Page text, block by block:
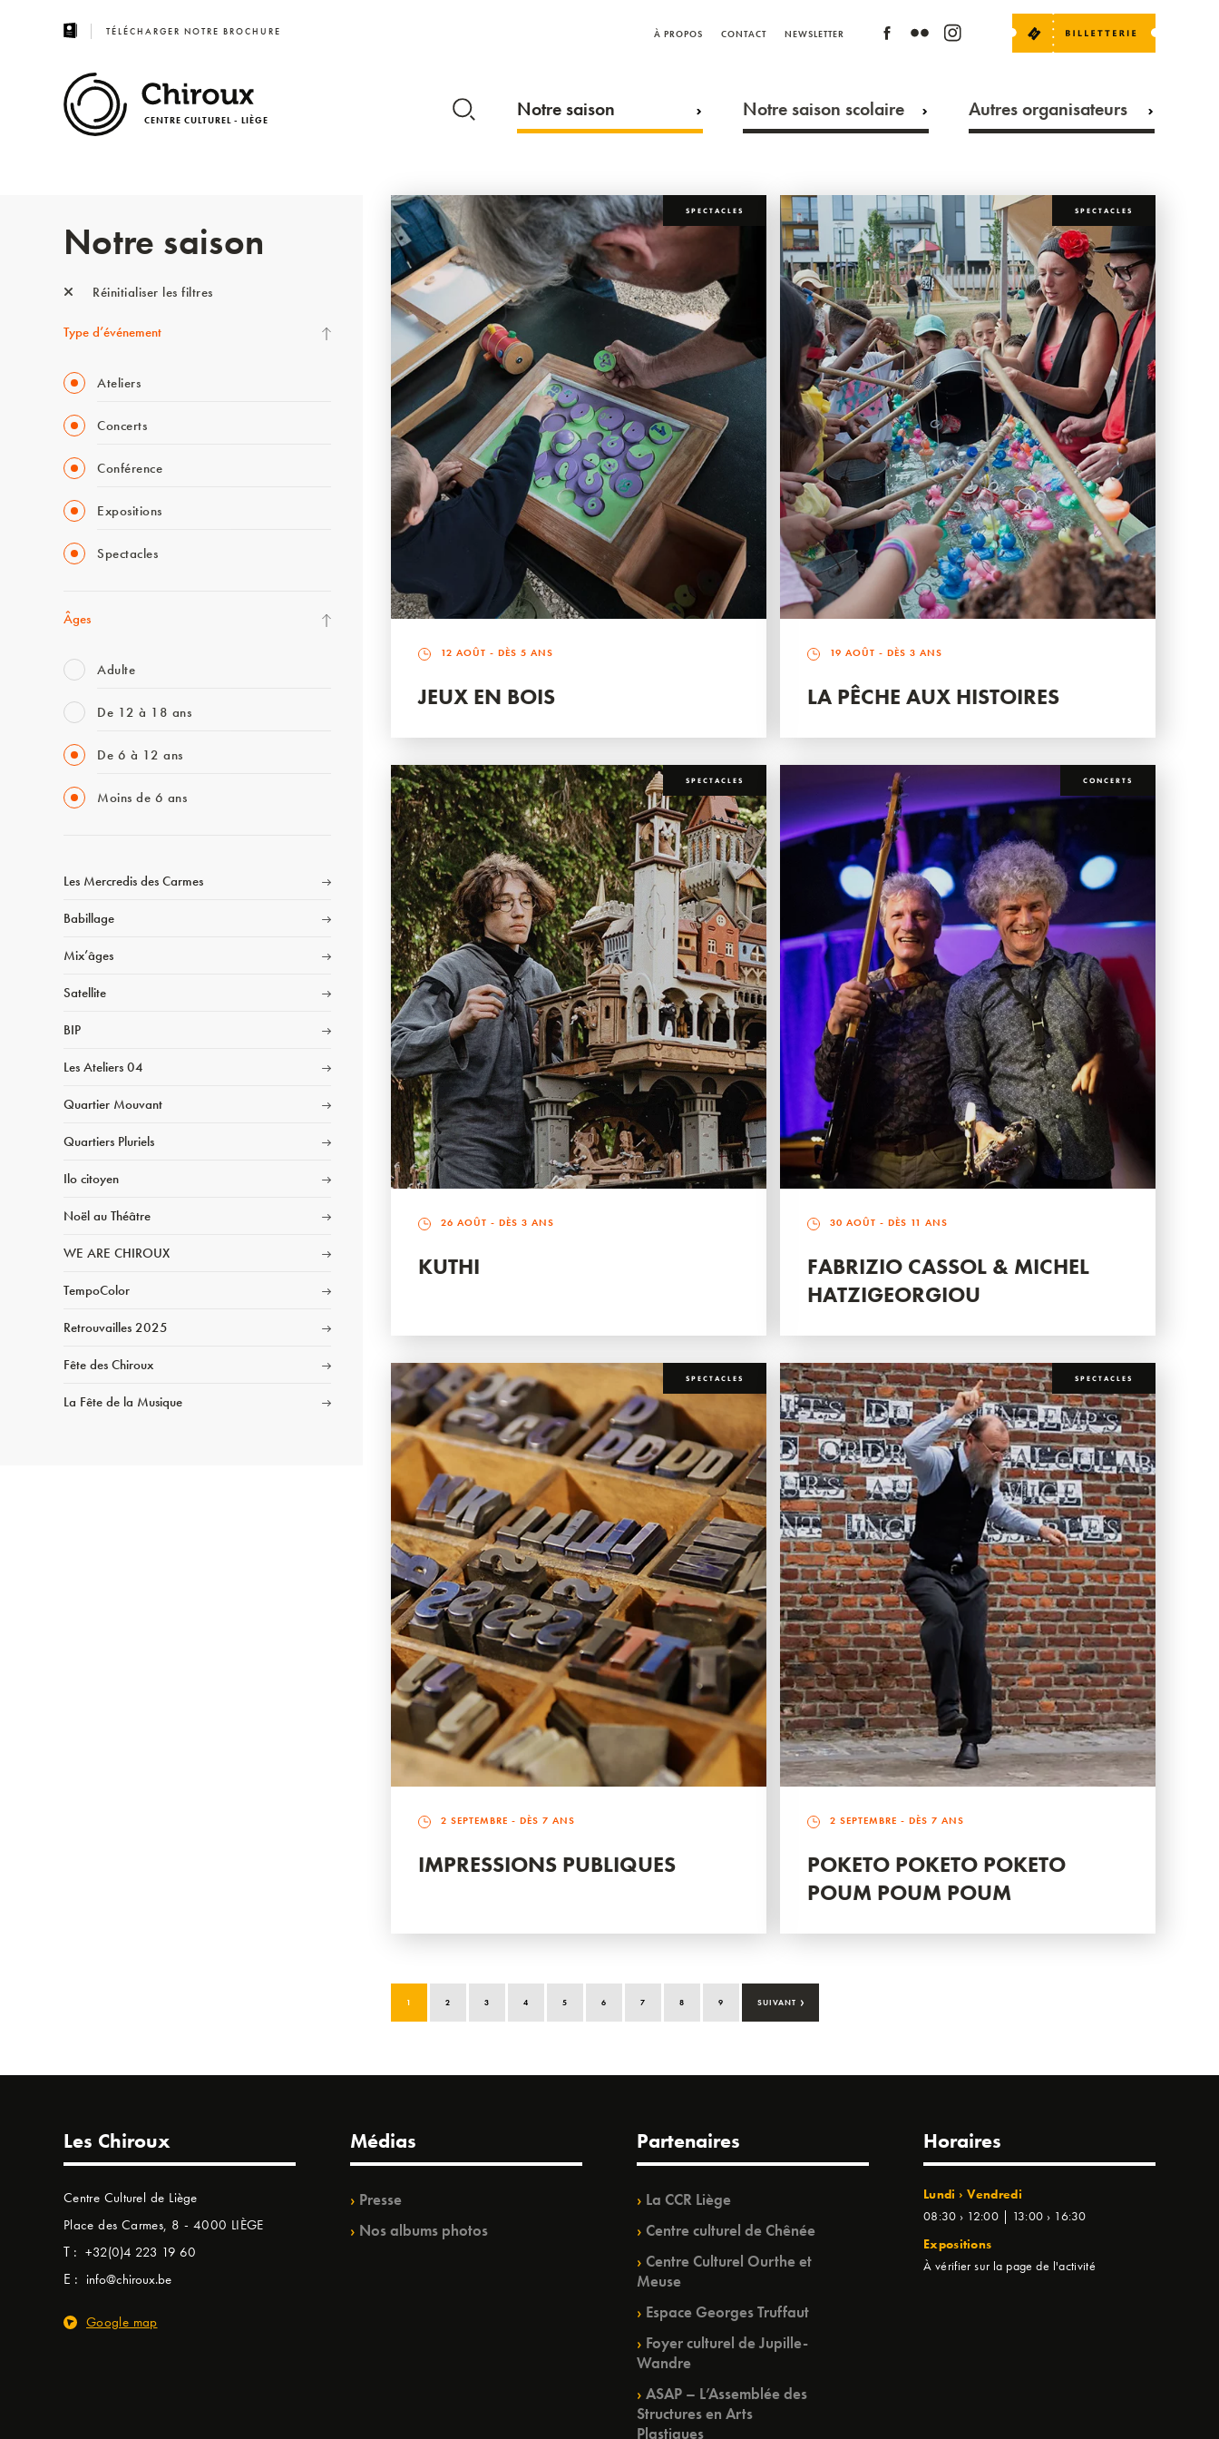
TÉLÉCHARGER NOTRE BROCHURE À PROPOS CONTACT NEWSLETTER
CENTRE CULTUREL - LIÈGE Notre saison Notre saison scolaire Autres organisateurs
Notre saison
Réinitialiser les filtres
Type d’événement
Ateliers
Concerts
Conférence
Expositions
Spectacles
Âges
Adulte
De 12 à 18 ans
De 6 à 12 ans
Moins de 6 ans
Les Mercredis des Carmes
Babillage
Mix’âges
Satellite
BIP
Les Ateliers 04
Quartier Mouvant
Quartiers Pluriels
Ilo citoyen
Noël au Théâtre
WE ARE CHIROUX
TempoColor
Retrouvailles 2025
Fête des Chiroux
La Fête de la Musique
SPECTACLES
12 AOÛT - DÈS 5 ANS
JEUX EN BOIS
SPECTACLES
19 AOÛT - DÈS 3 ANS
LA PÊCHE AUX HISTOIRES
SPECTACLES
26 AOÛT - DÈS 3 ANS
KUTHI
CONCERTS
30 AOÛT - DÈS 11 ANS
FABRIZIO CASSOL & MICHEL
HATZIGEORGIOU
SPECTACLES
2 SEPTEMBRE - DÈS 7 ANS
IMPRESSIONS PUBLIQUES
SPECTACLES
2 SEPTEMBRE - DÈS 7 ANS
POKETO POKETO POKETO
POUM POUM POUM
1 2 3 4 5 6 7 8 9 SUIVANT ›
Les Chiroux
Centre Culturel de Liège
Place des Carmes, 8 - 4000 LIÈGE
T : +32(0)4 223 19 60
E : info@chiroux.be
Google map
Médias
Presse
Nos albums photos
Partenaires
La CCR Liège
Centre culturel de Chênée
Centre Culturel Ourthe et
Meuse
Espace Georges Truffaut
Foyer culturel de Jupille-
Wandre
ASAP – L’Assemblée des
Structures en Arts
Plastiques
Horaires
Lundi › Vendredi
08:30 › 12:00 | 13:00 › 16:30
Expositions
À vérifier sur la page de l'activité